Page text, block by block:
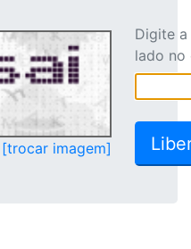
[trocar imagem]
Digite
lado no